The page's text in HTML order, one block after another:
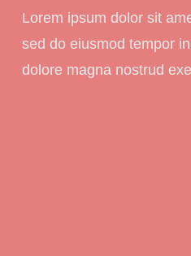
Lorem ipsum dolor sit
sed do eiusmod tempor
dolore magna nostrud